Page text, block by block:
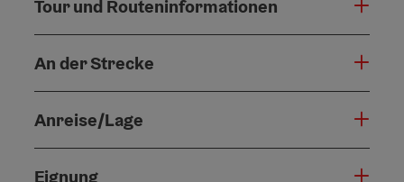
Tour und Routeninformationen
An der Strecke
Anreise/Lage
Eignung